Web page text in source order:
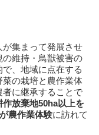
が集まって発展させ
維持・鳥獣被害の
、地域に点在する
の栽培と農作業体
に継承することで
作放棄地50ha以上を
農作業体験に訪れて